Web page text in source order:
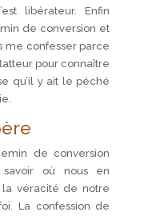
libérateur. Enfin
de conversion et
me confesser parce
pour connaître
qu’il y ait le péché
de conversion
savoir où nous en
la véracité de notre
La confession de